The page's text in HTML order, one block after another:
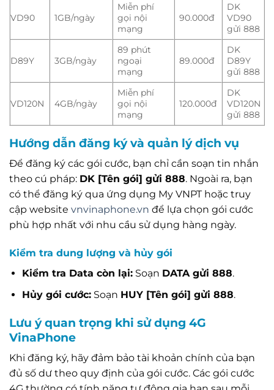
VD90 1GB/ngày
Miễn phí
gọi nội
mạng
90.000đ
DK
VD90
gửi 888
D89Y 3GB/ngày
89 phút
ngoại
mạng
89.000đ
DK
D89Y
gửi 888
VD120N 4GB/ngày
Miễn phí
gọi nội
mạng
120.000đ
DK
VD120N
gửi 888
Hướng dẫn đăng ký và quản lý dịch vụ
Để đăng ký các gói cước, bạn chỉ cần soạn tin nhắn
theo cú pháp: DK [Tên gói] gửi 888. Ngoài ra, bạn
có thể đăng ký qua ứng dụng My VNPT hoặc truy
cập website vnvinaphone.vn để lựa chọn gói cước
phù hợp nhất với nhu cầu sử dụng hàng ngày.
Kiểm tra dung lượng và hủy gói
Kiểm tra Data còn lại:Soạn DATA gửi 888.
Hủy gói cước:Soạn HUY [Tên gói] gửi 888.
Lưu ý quan trọng khi sử dụng 4G
VinaPhone
Khi đăng ký, hãy đảm bảo tài khoản chính của bạn
đủ số dư theo quy định của gói cước. Các gói cước